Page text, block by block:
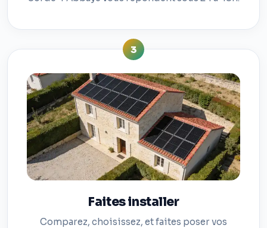
3
Faites installer
Comparez, choisissez, et faites poser vos